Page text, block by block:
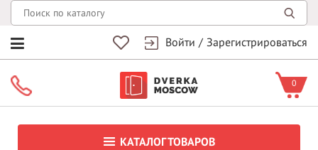
Войти / Зарегистрироваться
0
КАТАЛОГ ТОВАРОВ